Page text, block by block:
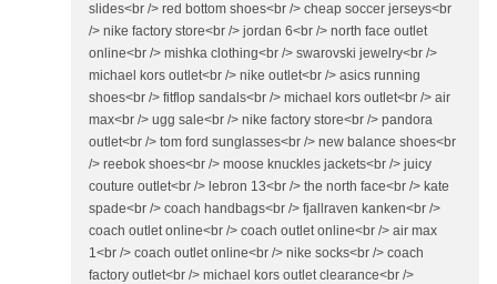
slides<br /> red bottom shoes<br /> cheap soccer jerseys<br
/> nike factory store<br /> jordan 6<br /> north face outlet
online<br /> mishka clothing<br /> swarovski jewelry<br />
michael kors outlet<br /> nike outlet<br /> asics running
shoes<br /> fitflop sandals<br /> michael kors outlet<br /> air
max<br /> ugg sale<br /> nike factory store<br /> pandora
outlet<br /> tom ford sunglasses<br /> new balance shoes<br
/> reebok shoes<br /> moose knuckles jackets<br /> juicy
couture outlet<br /> lebron 13<br /> the north face<br /> kate
spade<br /> coach handbags<br /> fjallraven kanken<br />
coach outlet online<br /> coach outlet online<br /> air max
1<br /> coach outlet online<br /> nike socks<br /> coach
factory outlet<br /> michael kors outlet clearance<br />